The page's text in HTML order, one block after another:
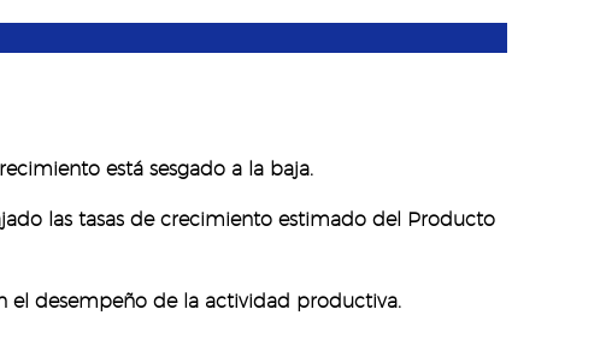
está sesgado a la baja.
las tasas de crecimiento estimado del Producto
el desempeño de la actividad productiva.